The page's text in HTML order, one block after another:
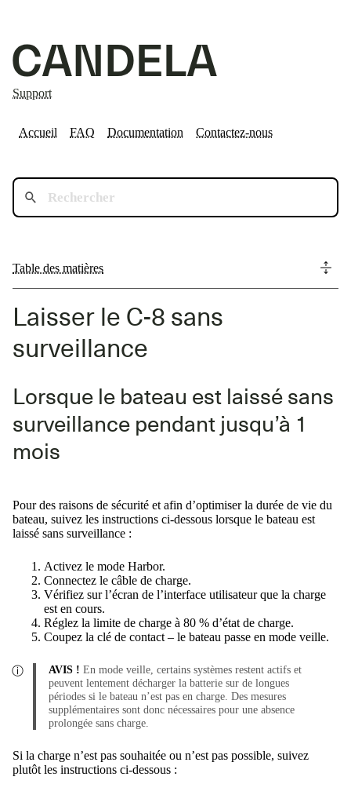
Support
Accueil FAQ Documentation Contactez-nous
Table des matières
Laisser le C-8 sans
surveillance
Lorsque le bateau est laissé sans
surveillance pendant jusqu’à 1
mois
Pour des raisons de sécurité et afin d’optimiser la durée de vie du
bateau, suivez les instructions ci-dessous lorsque le bateau est
laissé sans surveillance :
Activez le mode Harbor.
Connectez le câble de charge.
Vérifiez sur l’écran de l’interface utilisateur que la charge
est en cours.
Réglez la limite de charge à 80 % d’état de charge.
Coupez la clé de contact – le bateau passe en mode veille.
AVIS ! En mode veille, certains systèmes restent actifs et
peuvent lentement décharger la batterie sur de longues
périodes si le bateau n’est pas en charge. Des mesures
supplémentaires sont donc nécessaires pour une absence
prolongée sans charge.
Si la charge n’est pas souhaitée ou n’est pas possible, suivez
plutôt les instructions ci-dessous :